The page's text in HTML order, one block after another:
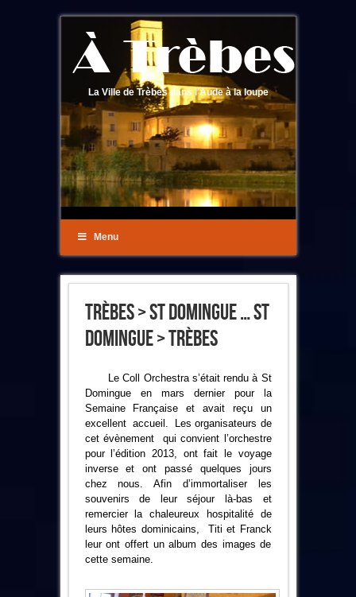
La Ville de Trèbes dans l'Aude à la loupe
Menu
Trèbes > St Domingue … St
Domingue > Trèbes
Le Coll Orchestra s’était rendu à St
Domingue en mars dernier pour la
Semaine Française et avait reçu un
excellent accueil. Les organisateurs de
cet évènement qui convient l’orchestre
pour l’édition 2013, ont fait le voyage
inverse et ont passé quelques jours
chez nous. Afin d’immortaliser les
souvenirs de leur séjour là-bas et
remercier la chaleureux hospitalité de
leurs hôtes dominicains, Titi et Franck
leur ont offert un album des images de
cette semaine.